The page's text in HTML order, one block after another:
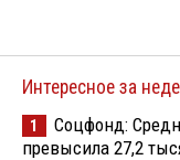
Интересное за
1
Соцфонд:
превысила 27,2